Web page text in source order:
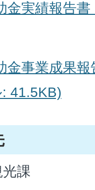
金実績報告
金事業成果
41.5KB)
課